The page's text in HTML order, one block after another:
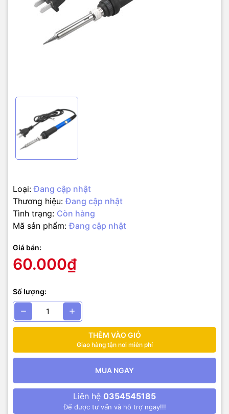
Loại: Đang cập nhật
Thương hiệu: Đang cập nhật
Tình trạng: Còn hàng
Mã sản phẩm: Đang cập nhật
Giá bán:
60.000₫
Số lượng:
THÊM VÀO GIỎ
Giao hàng tận nơi miễn phí
MUA NGAY
Liên hệ 0354545185
Để được tư vấn và hỗ trợ ngay!!!